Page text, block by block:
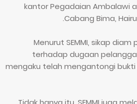
kantor Pegadaian Ambalawi
Cabang Bima,
Menurut SEMMI, sikap
terhadap dugaan
mengaku telah mengantongi